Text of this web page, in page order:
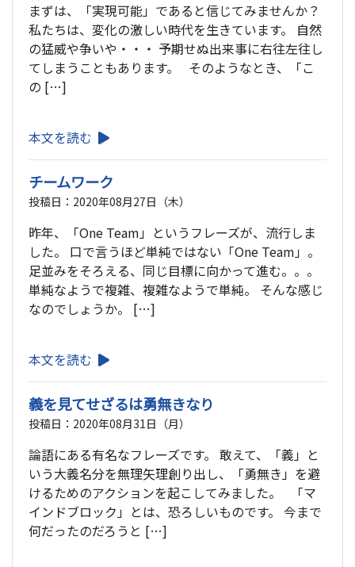
まずは、「実現可能」であると信じてみませんか？
私たちは、変化の激しい時代を生きています。 自然
の猛威や争いや・・・ 予期せぬ出来事に右往左往し
てしまうこともあります。 そのようなとき、「こ
の […]
本文を読む
チームワーク
投稿日：2020年08月27日（木）
昨年、「One Team」というフレーズが、流行しま
した。 口で言うほど単純ではない「One Team」。
足並みをそろえる、同じ目標に向かって進む。。。
単純なようで複雑、複雑なようで単純。 そんな感じ
なのでしょうか。 […]
本文を読む
義を見てせざるは勇無きなり
投稿日：2020年08月31日（月）
論語にある有名なフレーズです。 敢えて、「義」と
いう大義名分を無理矢理創り出し、「勇無き」を避
けるためのアクションを起こしてみました。 「マ
インドブロック」とは、恐ろしいものです。 今まで
何だったのだろうと […]